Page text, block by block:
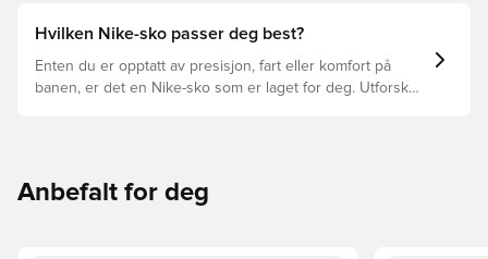
fotballsko som er det beste valget for de forskjellige
Hvilken Nike-sko passer deg best?
Enten du er opptatt av presisjon, fart eller komfort på
banen, er det en Nike-sko som er laget for deg. Utforsk
Anbefalt for deg